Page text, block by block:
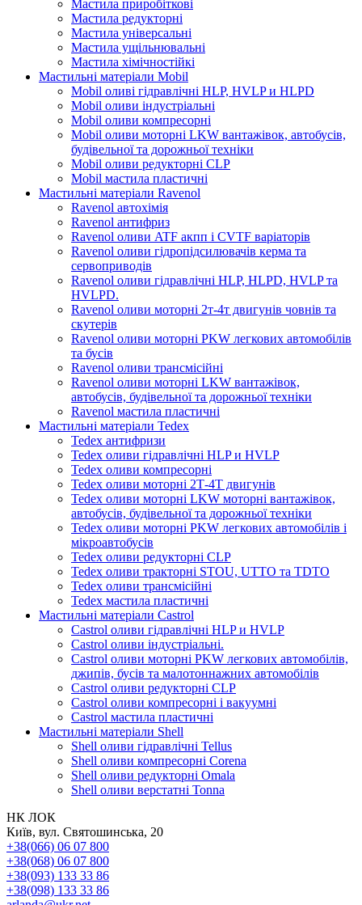
Мастила приробіткові
Мастила редукторні
Мастила універсальні
Мастила ущільнювальні
Мастила хімічностійкі
Мастильні матеріали Mobil
Mobil оливі гідравлічні HLP, HVLP и HLPD
Mobil оливи індустріальні
Mobil оливи компресорні
Mobil оливи моторні LKW вантажівок, автобусів,
будівельної та дорожньої техніки
Mobil оливи редукторні CLP
Mobil мастила пластичні
Мастильні матеріали Ravenol
Ravenol автохімія
Ravenol антифриз
Ravenol оливи ATF акпп і CVTF варіаторів
Ravenol оливи гідропідсилювачів керма та
сервоприводів
Ravenol оливи гідравлічні HLP, HLPD, HVLP та
HVLPD.
Ravenol оливи моторні 2т-4т двигунів човнів та
скутерів
Ravenol оливи моторні PKW легкових автомобілів
та бусів
Ravenol оливи трансмісійні
Ravenol оливи моторні LKW вантажівок,
автобусів, будівельної та дорожньої техніки
Ravenol мастила пластичні
Мастильні матеріали Tedex
Tedex антифризи
Tedex оливи гідравлічні HLP и HVLP
Tedex оливи компресорні
Tedex оливи моторні 2Т-4Т двигунів
Tedex оливи моторні LKW моторні вантажівок,
автобусів, будівельної та дорожньої техніки
Tedex оливи моторні PKW легкових автомобілів і
мікроавтобусів
Tedex оливи редукторні CLP
Tedex оливи тракторні STOU, UTTO та TDTO
Tedex оливи трансмісійні
Tedex мастила пластичні
Мастильні матеріали Castrol
Castrol оливи гідравлічні HLP и HVLP
Castrol оливи індустріальні.
Castrol оливи моторні PKW легкових автомобілів,
джипів, бусів та малотоннажних автомобілів
Castrol оливи редукторні CLP
Castrol оливи компресорні і вакуумні
Castrol мастила пластичні
Мастильні матеріали Shell
Shell оливи гідравлічні Tellus
Shell оливи компресорні Corena
Shell оливи редукторні Omala
Shell оливи верстатні Tonna
НК ЛОК
Київ, вул. Святошинська, 20
+38(066) 06 07 800
+38(068) 06 07 800
+38(093) 133 33 86
+38(098) 133 33 86